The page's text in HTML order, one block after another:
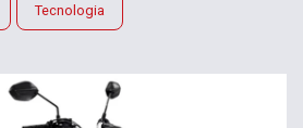
Tecnologia